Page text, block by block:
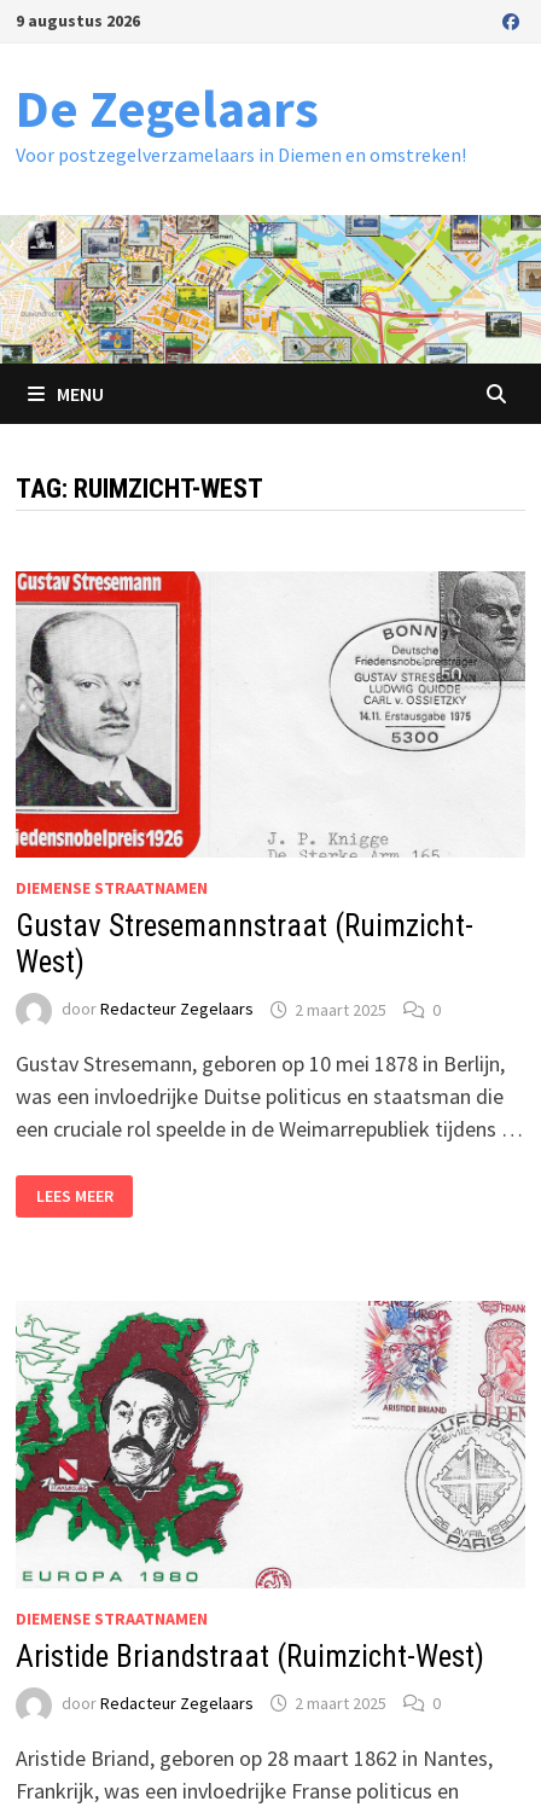
Ga
inhoud
9 augustus 2026
De Zegelaars
Voor postzegelverzamelaars in Diemen en omstreken!
MENU
TAG: RUIMZICHT-WEST
DIEMENSE STRAATNAMEN
Gustav Stresemannstraat (Ruimzicht-
West)
doorRedacteur Zegelaars 2 maart 2025 0
Gustav Stresemann, geboren op 10 mei 1878 in Berlijn,
was een invloedrijke Duitse politicus en staatsman die
een cruciale rol speelde in de Weimarrepubliek tijdens …
STRESEMANNSTRAAT
(RUIMZICHT-
LEES MEER
DIEMENSE STRAATNAMEN
Aristide Briandstraat (Ruimzicht-West)
doorRedacteur Zegelaars 2 maart 2025 0
Aristide Briand, geboren op 28 maart 1862 in Nantes,
Frankrijk, was een invloedrijke Franse politicus en